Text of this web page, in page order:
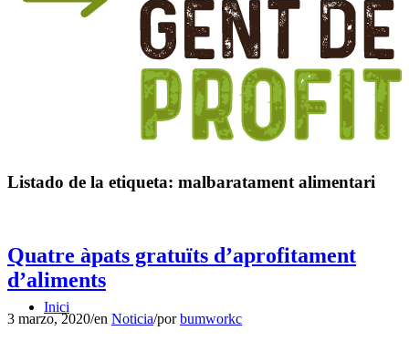
Inici
Listado de la etiqueta: malbaratament alimentari
Quatre àpats gratuïts d’aprofitament
d’aliments
3 marzo, 2020/en Noticia/porbumworkc